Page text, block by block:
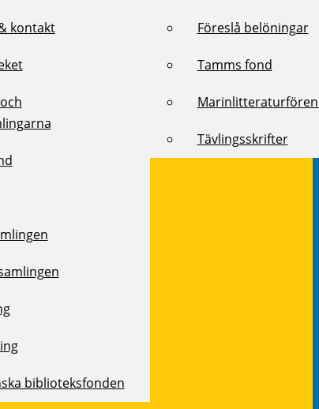
kontakt
biblioteksfonden
Föreslå belöningar
Tamms fond
Tävlingsskrifter